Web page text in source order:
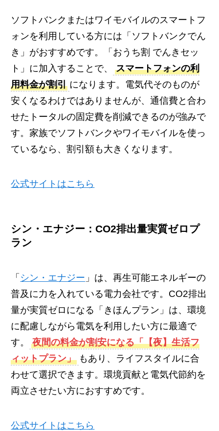
ソフトバンクまたはワイモバイルのスマートフ
ォンを利用している方には「ソフトバンクでん
き」がおすすめです。「おうち割 でんきセッ
ト」に加入することで、
スマートフォンの利
用料金が割引 になります。電気代そのものが
安くなるわけではありませんが、通信費と合わ
せたトータルの固定費を削減できるのが強みで
す。家族でソフトバンクやワイモバイルを使っ
ているなら、割引額も大きくなります。
公式サイトはこちら
シン・エナジー：CO2排出量実質ゼロプ
ラン
「 シン・エナジー 」は、再生可能エネルギーの
普及に力を入れている電力会社です。CO2排出
量が実質ゼロになる「きほんプラン」は、環境
に配慮しながら電気を利用したい方に最適で
す。
夜間の料金が割安になる「【夜】生活フ
ィットプラン」 もあり、ライフスタイルに合
わせて選択できます。環境貢献と電気代節約を
両立させたい方におすすめです。
公式サイトはこちら